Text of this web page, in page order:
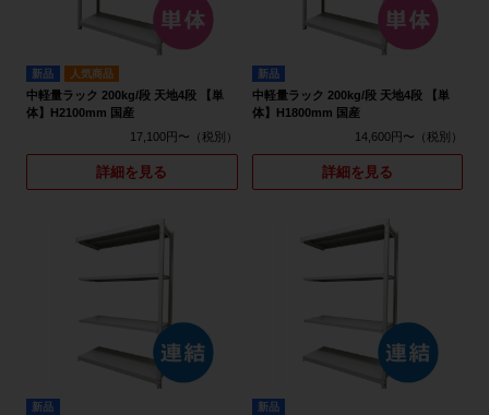
新品 人気商品
中軽量ラック 200kg/段 天地4段 【単
体】H2100mm 国産
17,100円〜
詳細を見る
新品
中軽量ラック 200kg/段 天地4段 【単
体】H1800mm 国産
14,600円〜
詳細を見る
新品 新品